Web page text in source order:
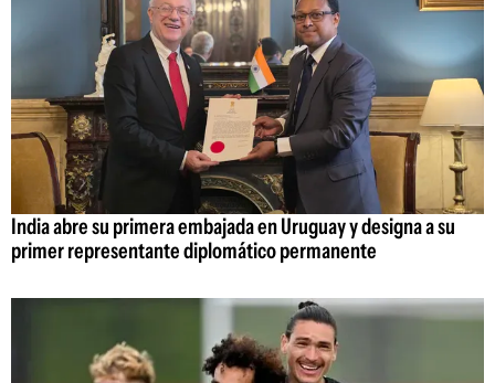
India abre su primera embajada en Uruguay y designa a su
primer representante diplomático permanente